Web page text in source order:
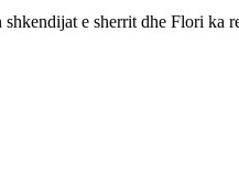
e sherrit dhe Flori ka